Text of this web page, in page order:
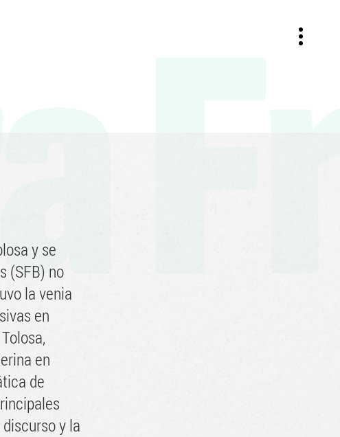
y se
(SFB) no
la venia
en
en
de
y la